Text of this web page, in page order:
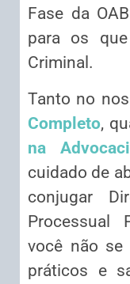
Fase da
para os
Criminal.
Tanto no
Completo,
na
cuidado de
conjugar
Processual
você não se
práticos e